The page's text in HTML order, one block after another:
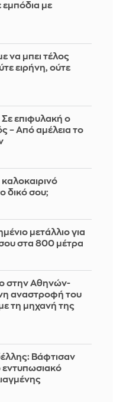
εμπόδια με
να μπει τέλος
ειρήνη, ούτε
επιφυλακή ο
– Από αμέλεια το
καλοκαιρινό
δικό σου;
μετάλλιο για
στα 800 μέτρα
στην Αθηνών-
αναστροφή του
τη μηχανή της
Βάφτισαν
εντυπωσιακό